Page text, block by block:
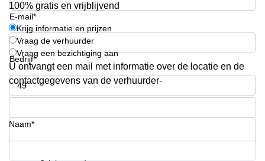
Coworking
space
Hilversum
Coworking
space
Zwolle
Coworking
Kantoor
in
E-mail*
Bedrijf*
Telefoonnummer*
100% gratis en vrijblijvend
Krijg informatie en prijzen
Vraag de verhuurder
Vraag een bezichtiging aan
U ontvangt een mail met informatie over de locatie en de
contactgegevens van de verhuurder-
Naam*